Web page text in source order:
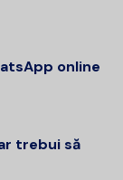
online
trebui să